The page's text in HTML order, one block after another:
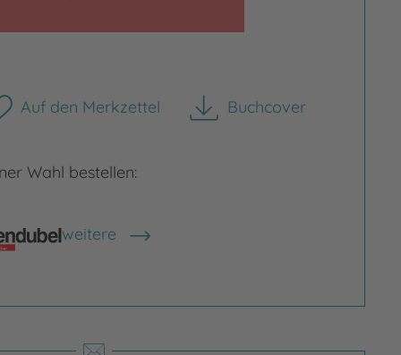
Auf den Merkzettel Buchcover
herunterladen
Wahl bestellen:
weitere
Shops anzeigen